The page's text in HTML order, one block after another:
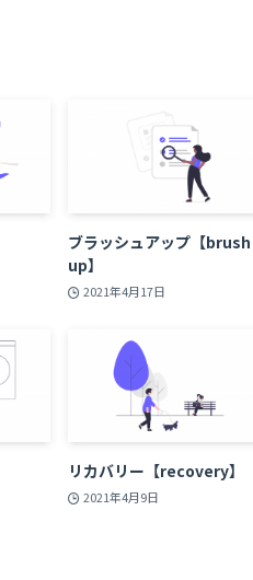
ブラッシュアップ【brush
up】
2021年4月17日
リカバリー【recovery】
2021年4月9日